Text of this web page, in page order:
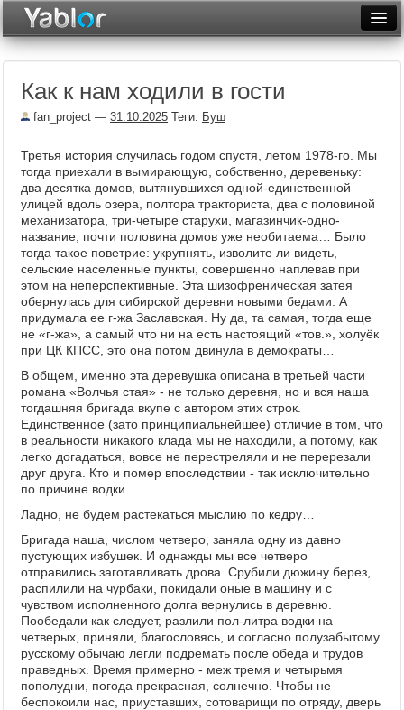
Неделя
Месяц
Рейтинги
Фототоп
Видеотоп
Как к нам ходили в гости
fan_project — 31.10.2025 Теги: Буш
Третья история случилась годом спустя, летом 1978-го. Мы
тогда приехали в вымирающую, собственно, деревеньку:
два десятка домов, вытянувшихся одной-единственной
улицей вдоль озера, полтора тракториста, два с половиной
механизатора, три-четыре старухи, магазинчик-одно-
название, почти половина домов уже необитаема… Было
тогда такое поветрие: укрупнять, изволите ли видеть,
сельские населенные пункты, совершенно наплевав при
этом на неперспективные. Эта шизофреническая затея
обернулась для сибирской деревни новыми бедами. А
придумала ее г-жа Заславская. Ну да, та самая, тогда еще
не «г-жа», а самый что ни на есть настоящий «тов.», холуёк
при ЦК КПСС, это она потом двинула в демократы…
В общем, именно эта деревушка описана в третьей части
романа «Волчья стая» - не только деревня, но и вся наша
тогдашняя бригада вкупе с автором этих строк.
Единственное (зато принципиальнейшее) отличие в том, что
в реальности никакого клада мы не находили, а потому, как
легко догадаться, вовсе не перестреляли и не перерезали
друг друга. Кто и помер впоследствии - так исключительно
по причине водки.
Ладно, не будем растекаться мыслию по кедру…
Бригада наша, числом четверо, заняла одну из давно
пустующих избушек. И однажды мы все четверо
отправились заготавливать дрова. Срубили дюжину берез,
распилили на чурбаки, покидали оные в машину и с
чувством исполненного долга вернулись в деревню.
Пообедали как следует, разлили пол-литра водки на
четверых, приняли, благословясь, и согласно полузабытому
русскому обычаю легли подремать после обеда и трудов
праведных. Время примерно - меж тремя и четырьмя
пополудни, погода прекрасная, солнечно. Чтобы не
беспокоили нас, приуставших, сотоварищи по отряду, дверь